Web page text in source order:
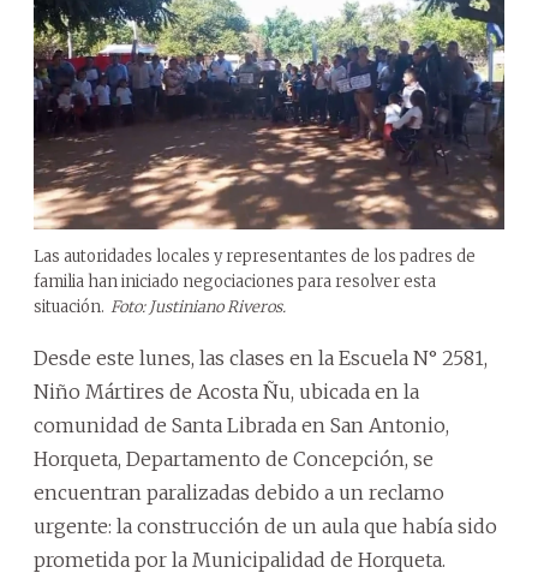
Las autoridades locales y representantes de los padres de
familia han iniciado negociaciones para resolver esta
situación. Foto: Justiniano Riveros.
Desde este lunes, las clases en la Escuela N° 2581,
Niño Mártires de Acosta Ñu, ubicada en la
comunidad de Santa Librada en San Antonio,
Horqueta, Departamento de Concepción, se
encuentran paralizadas debido a un reclamo
urgente: la construcción de un aula que había sido
prometida por la Municipalidad de Horqueta.